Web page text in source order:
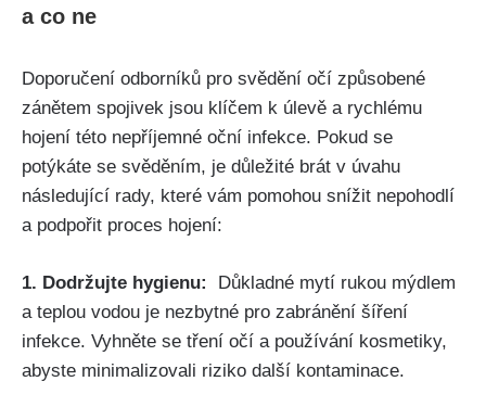
a co ne
Doporučení odborníků ⁢pro svědění očí způsobené
zánětem spojivek jsou ‍klíčem k⁣ úlevě a ​rychlému⁣
hojení této nepříjemné oční infekce. Pokud se
potýkáte se svěděním, je⁣ důležité brát ​v úvahu‍
následující rady, ​které vám pomohou snížit nepohodlí
a podpořit ⁢proces hojení:
1. Dodržujte hygienu:
⁣ Důkladné mytí rukou mýdlem
‌a teplou vodou je nezbytné pro zabránění šíření
infekce. Vyhněte se tření očí⁤ a používání⁣ kosmetiky,
abyste minimalizovali riziko další kontaminace.